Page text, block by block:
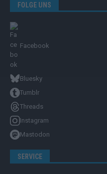
FOLGE UNS
Facebook
Bluesky
Tumblr
Threads
Instagram
Mastodon
SERVICE